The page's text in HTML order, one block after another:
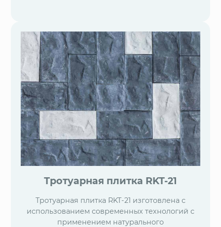
Тротуарная плитка RKT-21
Тротуарная плитка RKT-21 изготовлена с
использованием современных технологий с
применением натурального